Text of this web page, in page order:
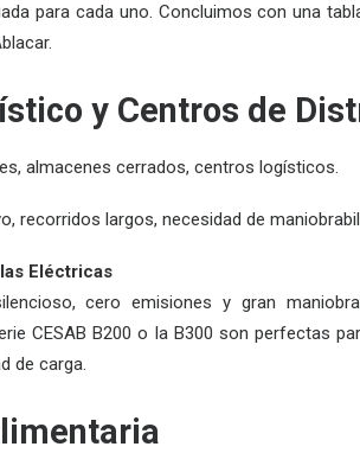
para cada uno. Concluimos con una
.
y Centros de
almacenes cerrados, centros logísticos.
recorridos largos, necesidad de
Eléctricas
cero emisiones y gran
CESAB B200 o la B300 son perfectas
de carga.